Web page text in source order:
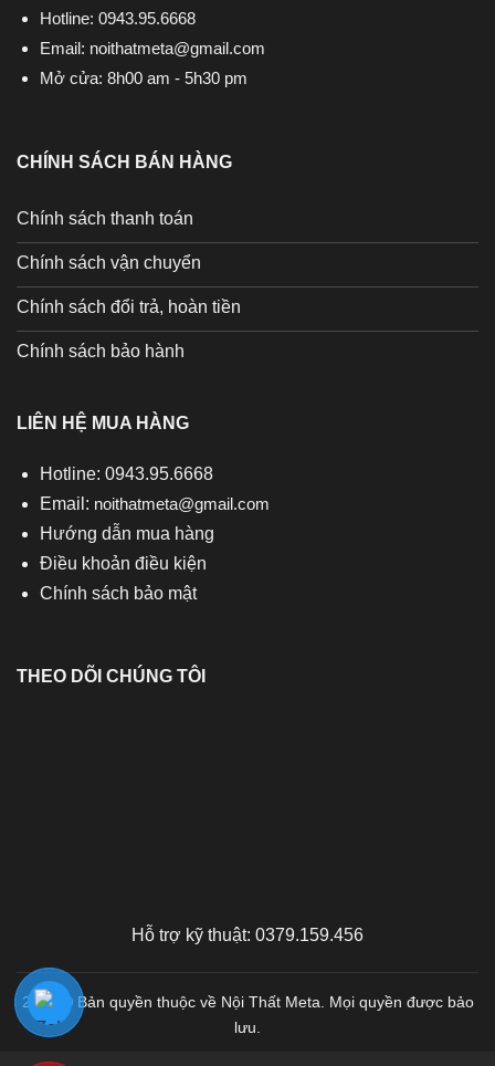
Hotline: 0943.95.6668
Email: noithatmeta@gmail.com
Mở cửa: 8h00 am - 5h30 pm
CHÍNH SÁCH BÁN HÀNG
Chính sách thanh toán
Chính sách vận chuyển
Chính sách đổi trả, hoàn tiền
Chính sách bảo hành
LIÊN HỆ MUA HÀNG
Hotline: 0943.95.6668
Email: noithatmeta@gmail.com
Hướng dẫn mua hàng
Điều khoản điều kiện
Chính sách bảo mật
THEO DÕI CHÚNG TÔI
Hỗ trợ kỹ thuật: 0379.159.456
2026 © Bản quyền thuộc về Nội Thất Meta. Mọi quyền được bảo
lưu.